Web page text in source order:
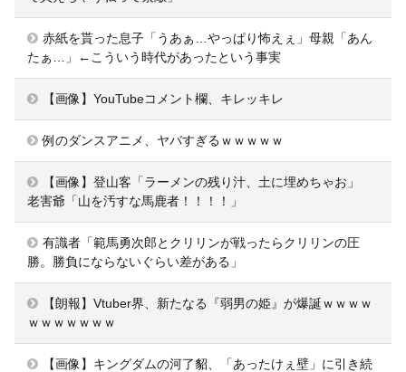
赤紙を貰った息子「うあぁ…やっぱり怖えぇ」母親「あん
たぁ…」←こういう時代があったという事実
【画像】YouTubeコメント欄、キレッキレ
例のダンスアニメ、ヤバすぎるｗｗｗｗｗ
【画像】登山客「ラーメンの残り汁、土に埋めちゃお」
老害爺「山を汚すな馬鹿者！！！！」
有識者「範馬勇次郎とクリリンが戦ったらクリリンの圧
勝。勝負にならないぐらい差がある」
【朗報】Vtuber界、新たなる『弱男の姫』が爆誕ｗｗｗｗ
ｗｗｗｗｗｗｗ
【画像】キングダムの河了貂、「あったけぇ壁」に引き続